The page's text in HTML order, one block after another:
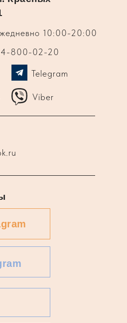
10:00-20:00
800-02-20
Viber
Telegram